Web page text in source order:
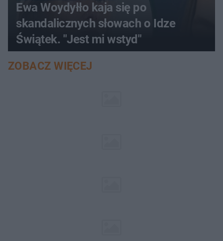
Ewa Woydyłło kaja się po
skandalicznych słowach o Idze
Świątek. "Jest mi wstyd"
ZOBACZ WIĘCEJ